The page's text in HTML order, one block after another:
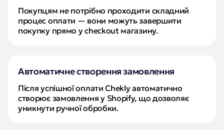
Покупцям не потрібно проходити складний
процес оплати — вони можуть завершити
покупку прямо у checkout магазину.
Автоматичне створення замовлення
Після успішної оплати Chekly автоматично
створює замовлення у Shopify, що дозволяє
уникнути ручної обробки.